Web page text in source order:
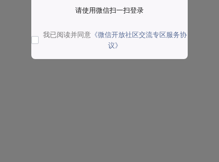
请使用微信扫一扫登录
我已阅读并同意 《微信开放社区交流专区服务协
议》